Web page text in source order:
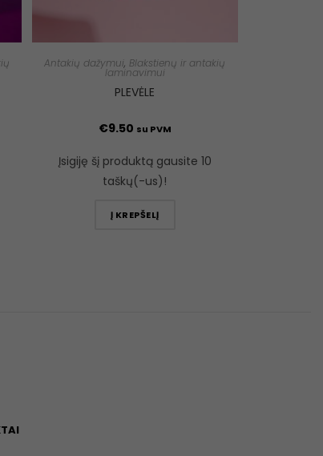
Antakių dažymui, Blakstienų ir antakių
laminavimui
PLEVĖLE
€9.50 su PVM
Įsigiję šį produktą gausite 10
taškų(-us)!
Į KREPŠELĮ